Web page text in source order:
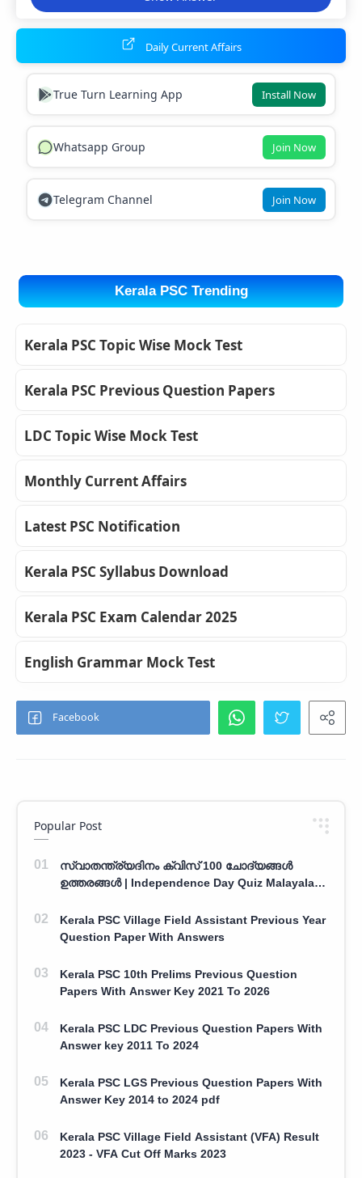
Daily Current Affairs
True Turn Learning App Install Now
Whatsapp Group Join Now
Telegram Channel Join Now
Kerala PSC Trending
Kerala PSC Topic Wise Mock Test
Kerala PSC Previous Question Papers
LDC Topic Wise Mock Test
Monthly Current Affairs
Latest PSC Notification
Kerala PSC Syllabus Download
Kerala PSC Exam Calendar 2025
English Grammar Mock Test
Popular Post
സ്വാതന്ത്ര്യദിനം ക്വിസ് 100 ചോദ്യങ്ങൾ
ഉത്തരങ്ങൾ | Independence Day Quiz Malayalam
Kerala PSC Village Field Assistant Previous Year
Question Paper With Answers
Kerala PSC 10th Prelims Previous Question
Papers With Answer Key 2021 To 2026
Kerala PSC LDC Previous Question Papers With
Answer key 2011 To 2024
Kerala PSC LGS Previous Question Papers With
Answer Key 2014 to 2024 pdf
Kerala PSC Village Field Assistant (VFA) Result
2023 - VFA Cut Off Marks 2023